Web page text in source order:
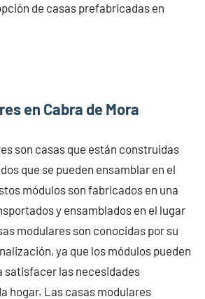
de casas prefabricadas en
en Cabra de Mora
son casas que están construidas
que se pueden ensamblar en el
módulos son fabricados en una
y ensamblados en el lugar
modulares son conocidas por su
ya que los módulos pueden
satisfacer las necesidades
hogar. Las casas modulares